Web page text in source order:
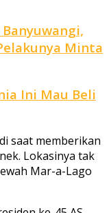
Minta
Ini Mau Beli
saat memberikan
Lokasinya tak
Mar-a-Lago